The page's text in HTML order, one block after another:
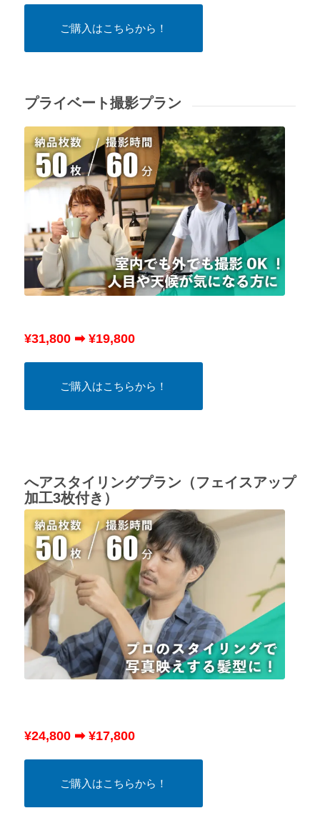
ご購入はこちらから！
プライベート撮影プラン
¥31,800 ➡ ¥19,800
ご購入はこちらから！
へアスタイリングプラン（フェイスアップ
加工3枚付き）
¥24,800 ➡ ¥17,800
ご購入はこちらから！